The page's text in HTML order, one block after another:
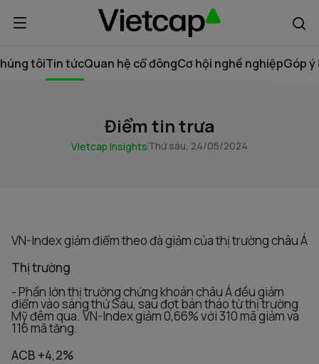
tôiTin tứcQuan hệ cổ đôngCơ hội nghề nghiệpGóp ý
Điểm tin trưa
Vietcap InsightsThứ sáu, 24/05/2024
VN-Index giảm điểm theo đà giảm của thị trường châu Á
Thị trường
- Phần lớn thị trường chứng khoán châu Á đều giảm
điểm vào sáng thứ Sáu, sau đợt bán tháo từ thị trường
Mỹ đêm qua. VN-Index giảm 0,66% với 310 mã giảm và
116 mã tăng.
ACB +4,2%